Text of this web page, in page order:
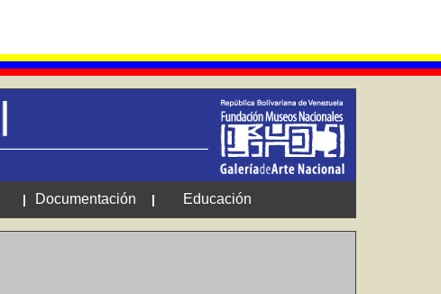
| Documentación | Educación